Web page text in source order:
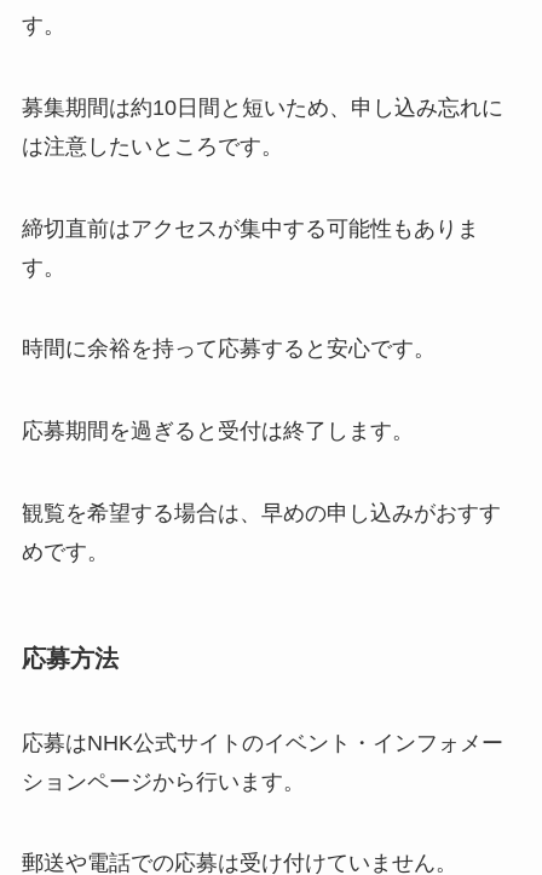
す。
募集期間は約10日間と短いため、申し込み忘れに
は注意したいところです。
締切直前はアクセスが集中する可能性もありま
す。
時間に余裕を持って応募すると安心です。
応募期間を過ぎると受付は終了します。
観覧を希望する場合は、早めの申し込みがおすす
めです。
応募方法
応募はNHK公式サイトのイベント・インフォメー
ションページから行います。
郵送や電話での応募は受け付けていません。